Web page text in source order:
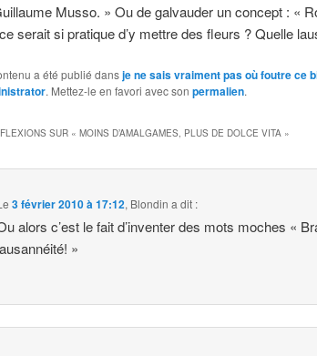
Musso. » Ou de galvauder un concept : «
serait si pratique d’y mettre des fleurs ? Quelle
a été publié dansje ne sais vraiment pas où foutre ce
. Mettez-le en favori avec son permalien.
SUR « MOINS D’AMALGAMES, PLUS DE DOLCE VITA»
3 février 2010 à 17:12, Blondin a dit :
alors c’est le fait d’inventer des mots moches «
»